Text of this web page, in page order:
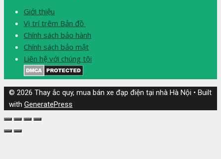
Giới thiệu
Vị trí trêm Bản đồ
Chính sách bảo hành
Chính sách bảo mật
Liên hệ với chúng tôi
© 2026 Thay ắc quy, mua bán xe đạp điện tại nhà Hà Nội • Built
with GeneratePress